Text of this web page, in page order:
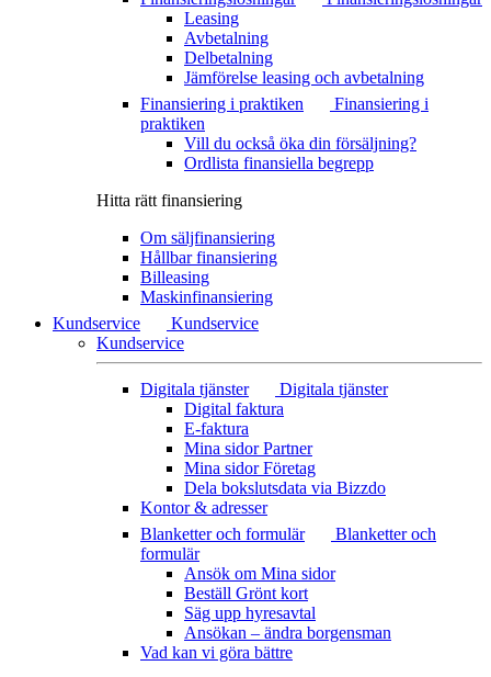
Leasing
Avbetalning
Delbetalning
Jämförelse leasing och avbetalning
Finansiering i praktiken
Finansiering i
praktiken
Vill du också öka din försäljning?
Ordlista finansiella begrepp
Hitta rätt finansiering
Om säljfinansiering
Hållbar finansiering
Billeasing
Maskinfinansiering
Kundservice
Kundservice
Kundservice
Digitala tjänster
Digitala tjänster
Digital faktura
E-faktura
Mina sidor Partner
Mina sidor Företag
Dela bokslutsdata via Bizzdo
Kontor & adresser
Blanketter och formulär
Blanketter och
formulär
Ansök om Mina sidor
Beställ Grönt kort
Säg upp hyresavtal
Ansökan – ändra borgensman
Vad kan vi göra bättre